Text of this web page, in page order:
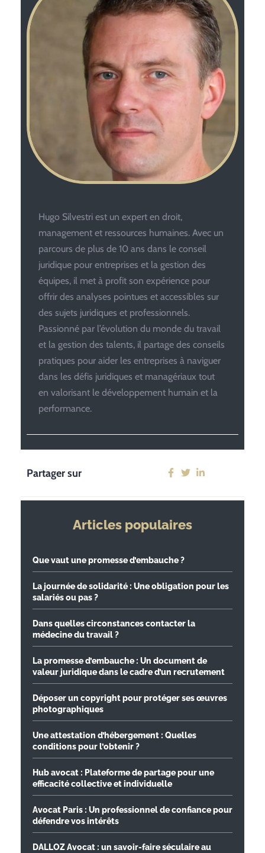
Hugo Silvestri est un expert en droit,
management et ressources humaines. Avec un
parcours de plus de 10 ans dans le conseil
juridique pour entreprises et la gestion des
équipes, il met à profit son expérience pour
offrir des analyses pointues et accessibles sur
des sujets juridiques et professionnels.
Passionné par l’évolution du monde du travail
et la gestion des talents, il partage des conseils
pratiques pour aider les entreprises à naviguer
dans les défis juridiques et managériaux tout
en valorisant le développement humain et la
performance.
Partager sur
Articles populaires
Que vaut une promesse d’embauche ?
La journée de solidarité : Une obligation pour les
salariés ou pas ?
Dans quelles circonstances contacter la
médecine du travail ?
La promesse d’embauche : Un document de
valeur juridique dans le cadre d’un recrutement
Déposer un copyright pour protéger ses œuvres
photographiques
Une attestation d’hébergement : Quelles
conditions pour l’obtenir ?
Hub avocat : Plateforme de partage pour une
efficacité collective et individuelle
Avocat Paris : Un professionnel de confiance pour
défendre vos intérêts
DALLOZ Avocat : un savoir-faire séculaire au